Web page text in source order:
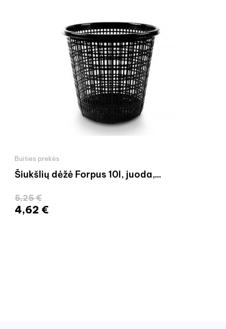
Buities prekės
Šiukšlių dėžė Forpus 10l, juoda,...
5,25 €
4,62 €